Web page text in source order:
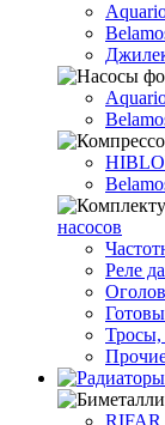
насосов
Реле
Тросы,
RIFAR